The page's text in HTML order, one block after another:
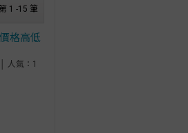
1 -15 筆
價格高低
人氣：1